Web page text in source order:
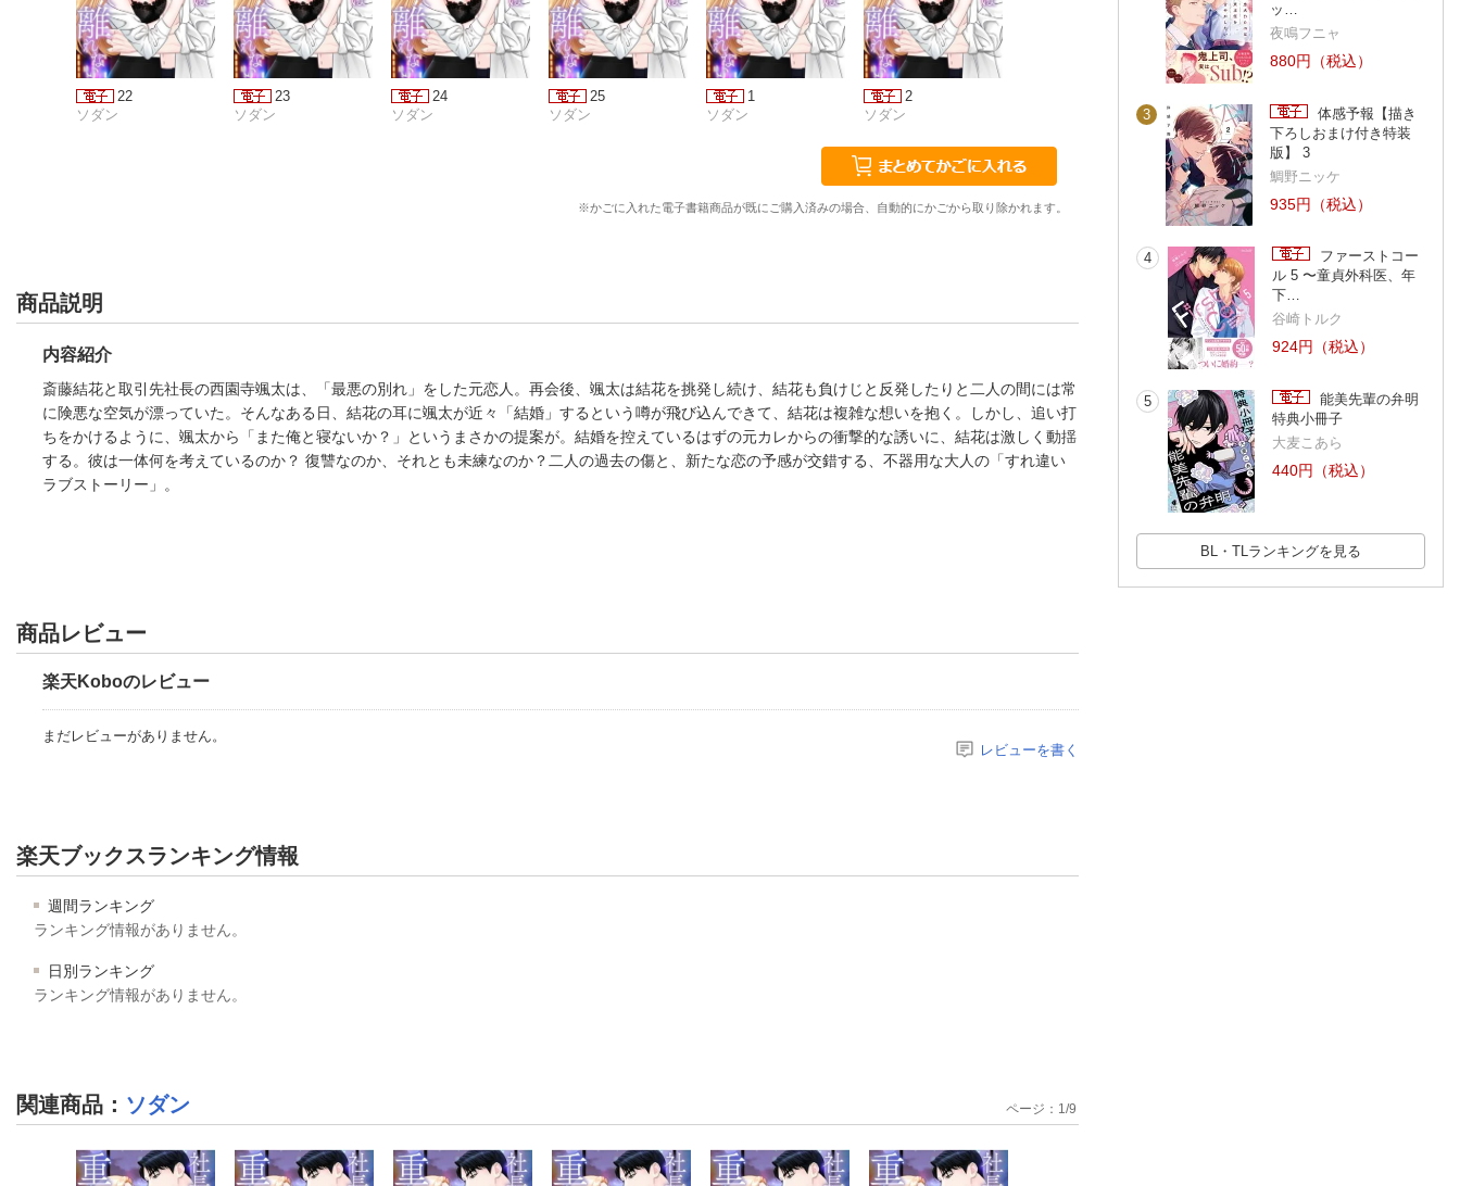
22
ソダン
23
ソダン
24
ソダン
25
ソダン
1
ソダン
2
ソダン
ソダン
ソダン
※かごに入れた電子書籍商品が既にご購入済みの場合、自動的にかごから取り除かれます。
商品説明
内容紹介
斎藤結花と取引先社長の西園寺颯太は、「最悪の別れ」をした元恋人。再会後、颯太は結花を挑発し続け、結花も負けじと反発したりと二人の間には常
に険悪な空気が漂っていた。そんなある日、結花の耳に颯太が近々「結婚」するという噂が飛び込んできて、結花は複雑な想いを抱く。しかし、追い打
ちをかけるように、颯太から「また俺と寝ないか？」というまさかの提案が。結婚を控えているはずの元カレからの衝撃的な誘いに、結花は激しく動揺
する。彼は一体何を考えているのか？ 復讐なのか、それとも未練なのか？二人の過去の傷と、新たな恋の予感が交錯する、不器用な大人の「すれ違い
ラブストーリー」。
商品レビュー
楽天Koboのレビュー
まだレビューがありません。
レビューを書く
楽天ブックスランキング情報
週間ランキング
ランキング情報がありません。
日別ランキング
ランキング情報がありません。
関連商品 ： ソダン ページ： 1 /9
ッ…
夜鳴フニャ
880円（税込）
3
体感予報【描き
下ろしおまけ付き特装
版】 3
鯛野ニッケ
935円（税込）
4
ファーストコー
ル 5 〜童貞外科医、年
下…
谷崎トルク
924円（税込）
5
能美先輩の弁明
特典小冊子
大麦こあら
440円（税込）
BL・TLランキングを見る